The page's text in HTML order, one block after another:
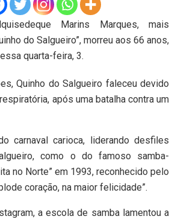
Marins Marques, mais
do Salgueiro”, morreu aos 66 anos,
quarta-feira, 3.
Quinho do Salgueiro faleceu devido
após uma batalha contra um
carnaval carioca, liderando desfiles
como o do famoso samba-
no Norte” em 1993, reconhecido pelo
coração, na maior felicidade”.
a escola de samba lamentou a